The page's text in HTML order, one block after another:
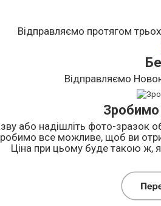
Відправляємо протягом
Відправляємо
Зробимо
або надішліть фото-зразок
все можливе, щоб ви
Ціна при цьому буде такою ж,